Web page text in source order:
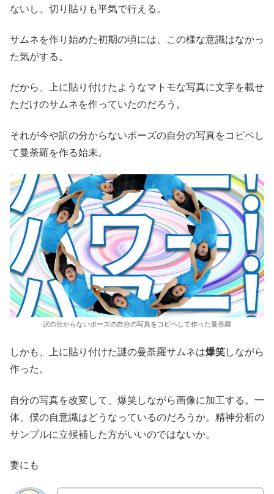
ないし、切り貼りも平気で行える。
サムネを作り始めた初期の頃には、この様な意識はなかっ
た気がする。
だから、上に貼り付けたようなマトモな写真に文字を載せ
ただけのサムネを作っていたのだろう。
それが今や訳の分からないポーズの自分の写真をコピペし
て曼荼羅を作る始末。
訳の分からないポーズの自分の写真をコピペして作った曼荼羅
しかも、上に貼り付けた謎の曼荼羅サムネは爆笑しながら
作った。
自分の写真を改変して、爆笑しながら画像に加工する。一
体、僕の自意識はどうなっているのだろうか。精神分析の
サンプルに立候補した方がいいのではないか。
妻にも